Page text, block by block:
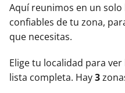
Aquí reunimos en un
confiables de tu zona,
que necesitas.
Elige tu localidad para
lista completa. Hay3